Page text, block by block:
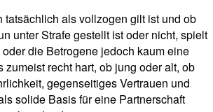
tatsächlich als vollzogen gilt ist und ob
unter Strafe gestellt ist oder nicht, spielt
die Betrogene jedoch kaum eine
zumeist recht hart, ob jung oder alt, ob
gegenseitiges Vertrauen und
solide Basis für eine Partnerschaft